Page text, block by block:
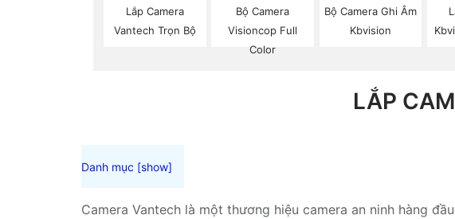
Lắp Camera
Vantech Trọn Bộ
Bộ Camera
Visioncop Full
Color
Bộ Camera Ghi Âm
Kbvision
LẮP
Camera Vantech là một thương hiệu camera an ninh hàng